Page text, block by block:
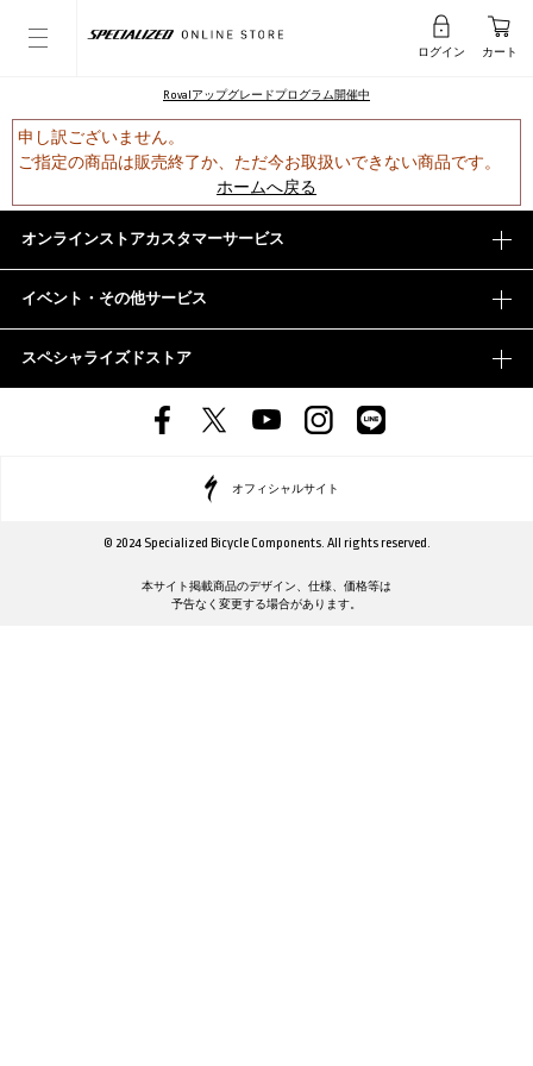
ログイン カート
Rovalアップグレードプログラム開催中
申し訳ございません。
ご指定の商品は販売終了か、ただ今お取扱いできない商品です。
ホームへ戻る
オンラインストアカスタマーサービス
イベント・その他サービス
スペシャライズドストア
オフィシャルサイト
© 2024 Specialized Bicycle Components. All rights reserved.
本サイト掲載商品のデザイン、仕様、価格等は
予告なく変更する場合があります。